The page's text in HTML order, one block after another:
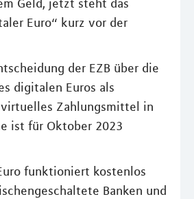
Geld, jetzt steht das
Euro“ kurz vor der
der EZB über die
digitalen Euros als
Zahlungsmittel in
ist für Oktober 2023
funktioniert kostenlos
Banken und